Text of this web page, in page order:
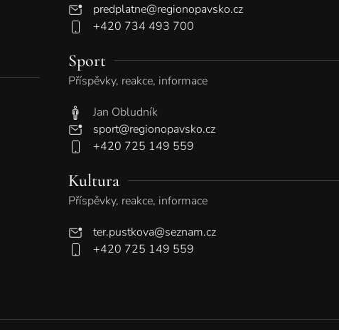
predplatne@regionopavsko.cz
+420 734 493 700
Sport
Příspěvky, reakce, informace
Jan Obludník
sport@regionopavsko.cz
+420 725 149 559
Kultura
Příspěvky, reakce, informace
ter.pustkova@seznam.cz
+420 725 149 559